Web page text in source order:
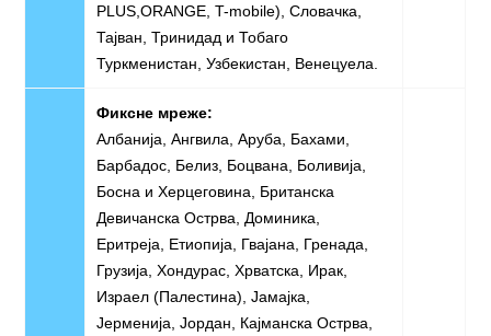
PLUS,ORANGE, T-mobile), Словачка,
Тајван, Тринидад и Тобаго
Туркменистан, Узбекистан, Венецуела.
Фиксне мреже:
Албанија, Ангвила, Аруба, Бахами,
Барбадос, Белиз, Боцвана, Боливија,
Босна и Херцеговина, Британска
Девичанска Острва, Доминика,
Еритреја, Етиопија, Гвајана, Гренада,
Грузија, Хондурас, Хрватска, Ирак,
Израел (Палестина), Јамајка,
Јерменија, Јордан, Кајманска Острва,